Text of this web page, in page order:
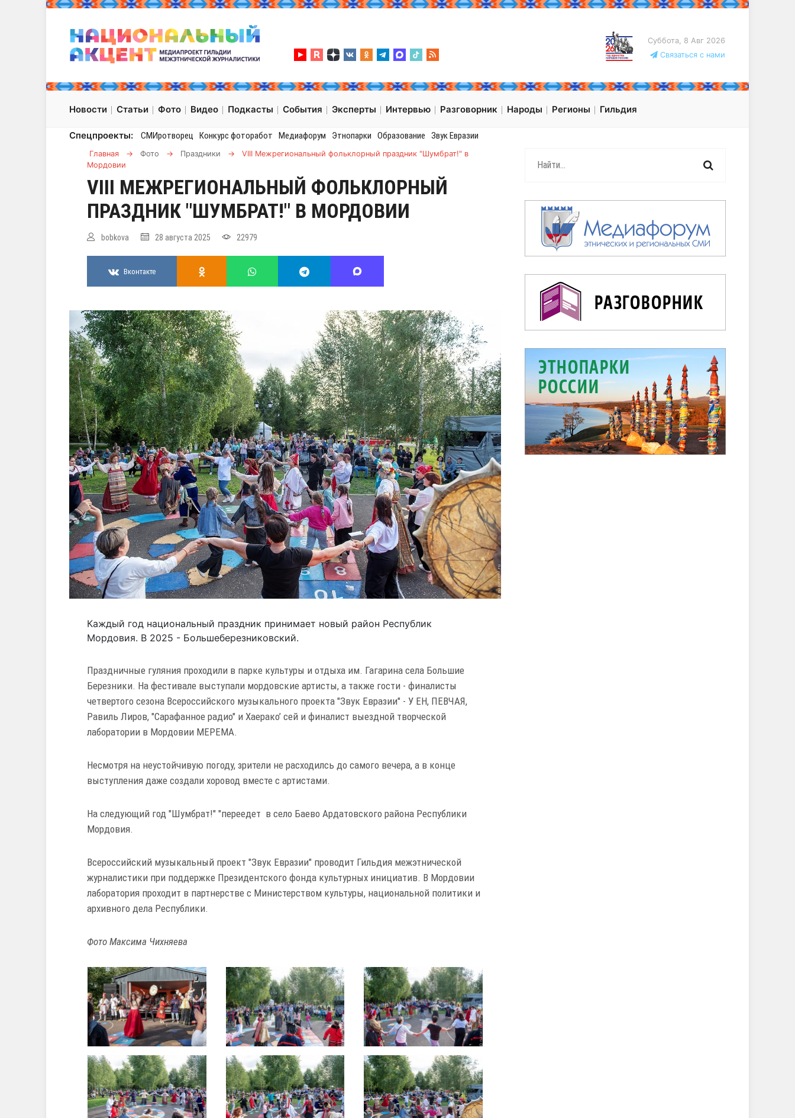
Суббота, 8 Авг 2026
Связаться с нами
Новости Статьи Фото Видео Подкасты События Эксперты Интервью Разговорник Народы Регионы Гильдия
Спецпроекты: СМИротворец Конкурс фоторабот Медиафорум Этнопарки Образование Звук Евразии
Главная → Фото → Праздники →
VIII Межрегиональный фольклорный праздник "Шумбрат!" в
Мордовии
VIII МЕЖРЕГИОНАЛЬНЫЙ ФОЛЬКЛОРНЫЙ
ПРАЗДНИК "ШУМБРАТ!" В МОРДОВИИ
bobkova 28 августа 2025 22979
Вконтакте
Каждый год национальный праздник принимает новый район Республик
Мордовия. В 2025 - Большеберезниковский.
Праздничные гуляния проходили в парке культуры и отдыха им. Гагарина села Большие
Березники. На фестивале выступали мордовские артисты, а также гости - финалисты
четвертого сезона Всероссийского музыкального проекта "Звук Евразии" - У ЕН, ПЕВЧАЯ,
Равиль Лиров, "Сарафанное радио" и Хаерако’ сей и финалист выездной творческой
лаборатории в Мордовии МЕРЕМА.
Несмотря на неустойчивую погоду, зрители не расходилсь до самого вечера, а в конце
выступления даже создали хоровод вместе с артистами.
На следующий год "Шумбрат!" "переедет в село Баево Ардатовского района Республики
Мордовия.
Всероссийский музыкальный проект "Звук Евразии" проводит Гильдия межэтнической
журналистики при поддержке Президентского фонда культурных инициатив. В Мордовии
лаборатория проходит в партнерстве с Министерством культуры, национальной политики и
архивного дела Республики.
Фото Максима Чихняева